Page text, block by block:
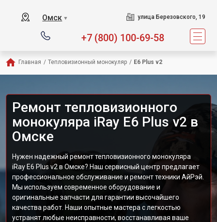
Омск ▼ улица Березовского, 19
+7 (800) 100-69-58
Главная / Тепловизионный монокуляр / E6 Plus v2
Ремонт тепловизионного
монокуляра iRay E6 Plus v2 в
Омске
Нужен надежный ремонт тепловизионного монокуляра
iRay E6 Plus v2 в Омске? Наш сервисный центр предлагает
профессиональное обслуживание и ремонт техники АйРэй.
Мы используем современное оборудование и
оригинальные запчасти для гарантии высочайшего
качества работ. Наши опытные мастера с легкостью
устранят любые неисправности, восстанавливая ваше